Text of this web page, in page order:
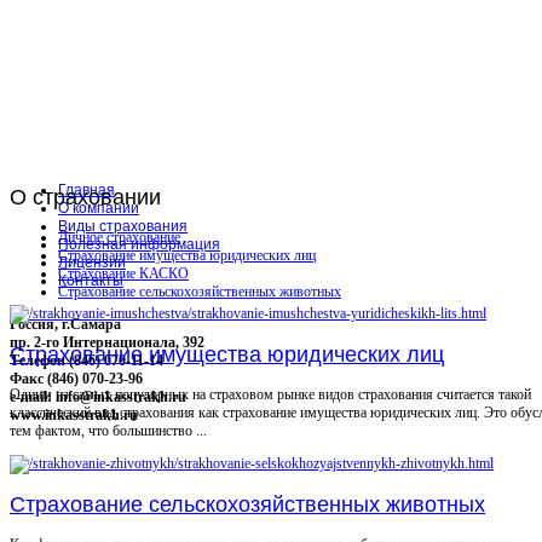
О страховании
Личное страхование
Страхование имущества юридических лиц
Страхование КАСКО
Страхование сельскохозяйственных животных
Россия, г.Самара
пр. 2-го Интернационала, 392
Телефон (846) 070-11-14
Факс (846) 070-23-96
e-mail: info@inkasstrakh.ru
www.inkasstrakh.ru
Главная
О компании
Виды страхования
Полезная информация
Лицензии
Контакты
Страхование имущества юридических лиц
Одним из самых популярных на страховом рынке видов страхования считается такой
классический вид страхования как страхование имущества юридических лиц. Это
тем фактом, что большинство ...
Страхование сельскохозяйственных животных